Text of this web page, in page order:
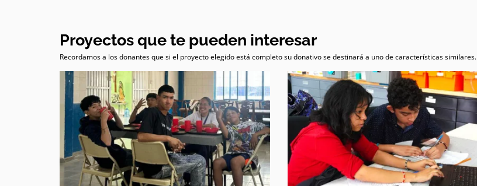
Proyectos que te pueden interesar
Recordamos a los donantes que si el proyecto elegido está completo su donativo se destinará a uno de características similares.